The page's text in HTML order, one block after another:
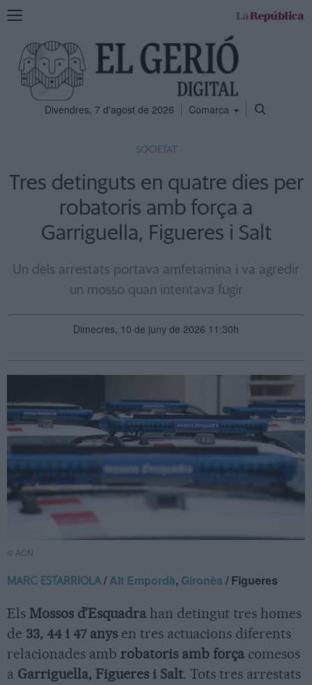
Mostra
navegació
Divendres, 7 d'agost de 2026 Comarca
SOCIETAT
Tres detinguts en quatre dies per
robatoris amb força a
Garriguella, Figueres i Salt
Un dels arrestats portava amfetamina i va agredir
un mosso quan intentava fugir
Dimecres, 10 de juny de 2026 11:30h
© ACN
MARC ESTARRIOLA/Alt Empordà, Gironès / Figueres
Els Mossos d’Esquadra han detingut tres homes
de 33, 44 i 47 anys en tres actuacions diferents
relacionades amb robatoris amb força comesos
a Garriguella, Figueres i Salt. Tots tres arrestats